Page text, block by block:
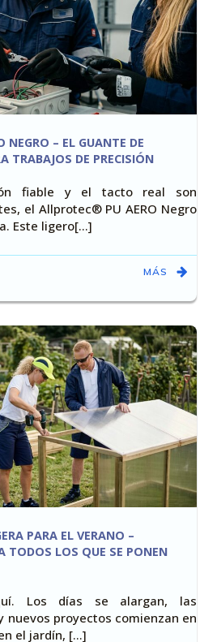
NEGRO – EL GUANTE DE
TRABAJOS DE PRECISIÓN
fiable y el tacto real son
el Allprotec® PU AERO Negro
Este ligero[…]
MÁS
PARA EL VERANO –
TODOS LOS QUE SE PONEN
Los días se alargan, las
nuevos proyectos comienzan en
el jardín, [...]